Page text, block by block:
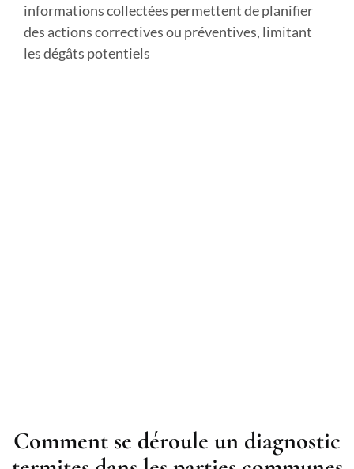
informations collectées permettent de planifier
des actions correctives ou préventives, limitant
les dégâts potentiels
Comment se déroule un diagnostic